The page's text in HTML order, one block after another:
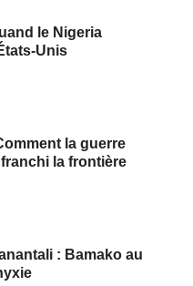
le Nigeria
Unis
la guerre
la frontière
: Bamako au